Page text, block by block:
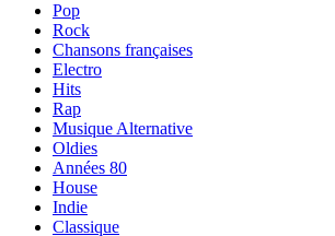
Pop
Rock
Chansons françaises
Electro
Hits
Rap
Musique Alternative
Oldies
Années 80
House
Indie
Classique